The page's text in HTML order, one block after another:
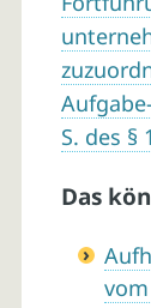
S. des §
Das